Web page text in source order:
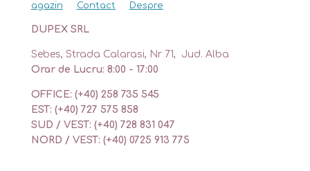
agazin
Contact Despre
DUPEX SRL
Sebes, Strada Calarasi, Nr 71, Jud. Alba
Orar de Lucru: 8:00 - 17:00
OFFICE: (+40) 258 735 545
EST: (+40) 727 575 858
SUD / VEST: (+40) 728 831 047
NORD / VEST: (+40) 0725 913 775